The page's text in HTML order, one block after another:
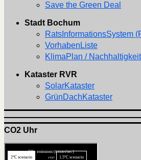
Save the Green Deal
Stadt Bochum
RatsInformationsSystem
VorhabenListe
KlimaPlan / Nachhaltigkeit
Kataster RVR
SolarKataster
GrünDachKataster
CO2 Uhr